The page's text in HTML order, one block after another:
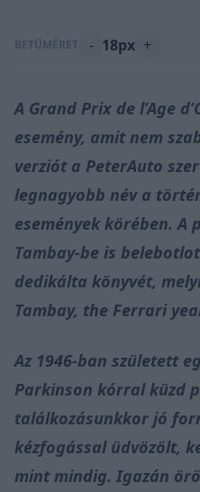
BETŰMÉRET: - 18px +
A Grand Prix de l’Age
esemény, amit nem
verziót a PeterAuto
legnagyobb név a
események körében. A
Tambay-be is
dedikálta könyvét,
Tambay, the Ferrari
Az 1946-ban született
Parkinson kórral küzd
találkozásunkkor jó
kézfogással üdvözölt,
mint mindig. Igazán